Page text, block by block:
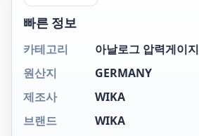
빠른 정보
카테고리
아날로그 압력게이지
원산지
GERMANY
제조사
WIKA
브랜드
WIKA